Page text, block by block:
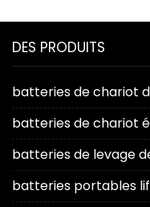
DES PRODUITS
batteries de chariot
batteries de chariot
batteries de levage
batteries portables